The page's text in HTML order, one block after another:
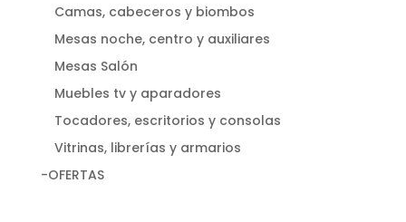
Camas, cabeceros y biombos
Mesas noche, centro y auxiliares
Mesas Salón
Muebles tv y aparadores
Tocadores, escritorios y consolas
Vitrinas, librerías y armarios
-OFERTAS